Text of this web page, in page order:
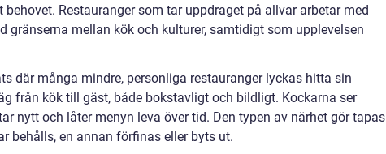
Restauranger som tar uppdraget på allvar arbetar med
gränserna mellan kök och kulturer, samtidigt som upplevelsen
där många mindre, personliga restauranger lyckas hitta sin
från kök till gäst, både bokstavligt och bildligt. Kockarna ser
nytt och låter menyn leva över tid. Den typen av närhet gör tapas
behålls, en annan förfinas eller byts ut.